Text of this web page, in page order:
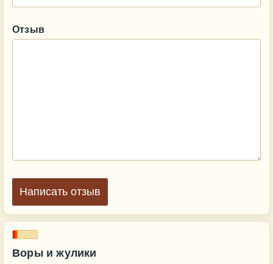
Воры и жулики
Отзыв
Написать отзыв